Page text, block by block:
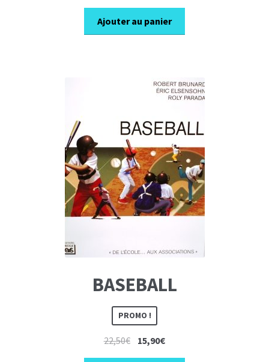
initial
était :
actuel
est :
Ajouter au panier
BASEBALL
PROMO !
22,50€ Le
prix
15,90€Le
prix